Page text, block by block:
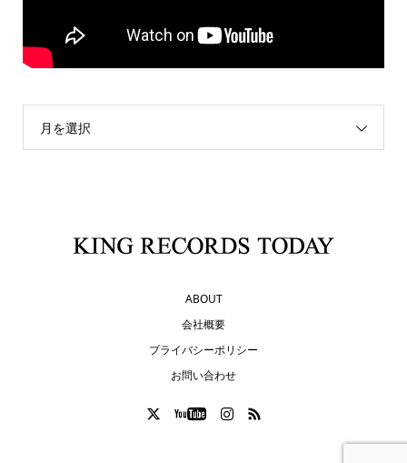
月を選択
ABOUT
会社概要
プライバシーポリシー
お問い合わせ